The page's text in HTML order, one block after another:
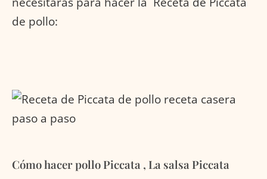
de pollo:
Cómo hacer pollo Piccata , La salsa Piccata